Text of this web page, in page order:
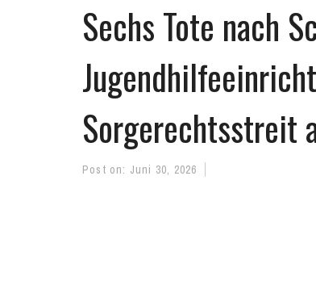
Sechs Tote nach
Sorgerechtsstreit
Post on: Juni 30, 2026